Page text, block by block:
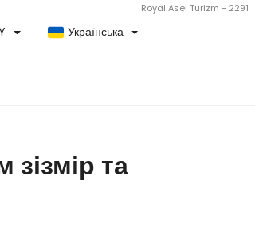
Royal Asel Turizm - 2291
Українська
та